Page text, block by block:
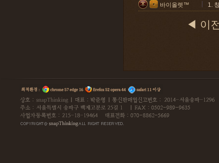
바이올렛™
1.
◀ 이